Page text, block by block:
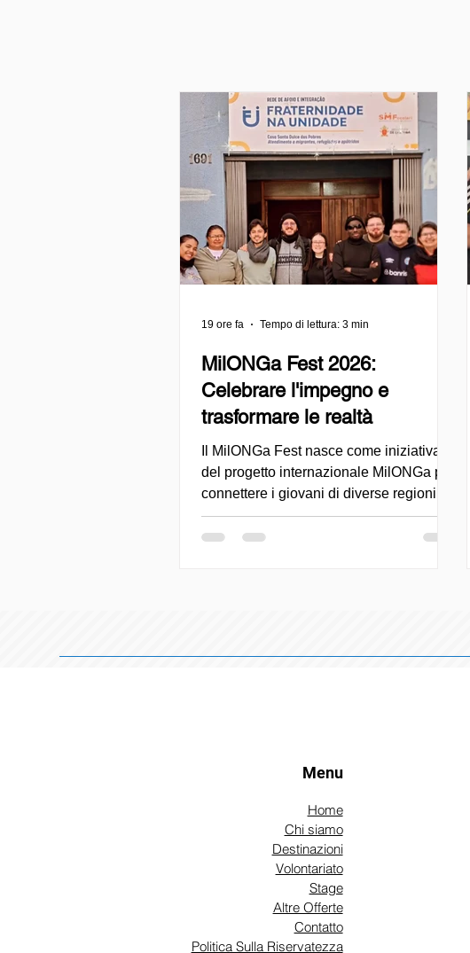
Menu
Home
Chi siamo
Destinazioni
Volontariato
Stage
Altre Offerte
Contatto
Politica Sulla Riservatezza
MilONGa Fest 2026:
Celebrare l'impegno e
trasformare le realtà
Il MilONGa Fest nasce come iniziativa
del progetto internazionale MilONGa per
connettere i giovani di diverse regioni
con le organizzazioni della società civile,
promuovendo il volontariato, la fraternità
19 ore fa Tempo di lettura: 3 min